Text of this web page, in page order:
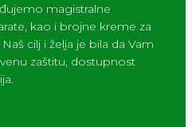
magistralne
kao i brojne kreme za
cilj i želja je bila da Vam
zaštitu, dostupnost